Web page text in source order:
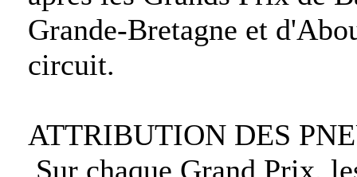
Grande-Bretagne et
circuit.
ATTRIBUTION DES
Sur chaque Grand Prix,